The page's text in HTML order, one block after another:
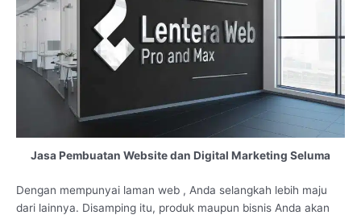
Jasa Pembuatan Website dan Digital Marketing Seluma
Dengan mempunyai laman web , Anda selangkah lebih maju
dari lainnya. Disamping itu, produk maupun bisnis Anda akan